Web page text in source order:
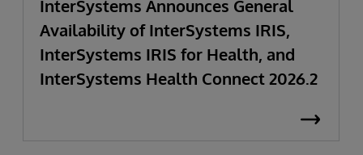
InterSystems Announces General
Availability of InterSystems IRIS,
InterSystems IRIS for Health, and
InterSystems Health Connect 2026.2